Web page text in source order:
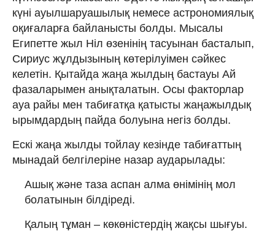
күні ауылшаруашылық немесе астрономиялық
оқиғаларға байланысты болды. Мысалы
Египетте жыл Ніл өзенінің тасуынан басталып,
Сириус жұлдызының көтерілуімен сәйкес
келетін. Қытайда жаңа жылдың бастауы Ай
фазаларымен анықталатын. Осы факторлар
ауа райы мен табиғатқа қатысты жаңажылдық
ырымдардың пайда болуына негіз болды.
Ескі жаңа жылды тойлау кезінде табиғаттың
мынадай белгілеріне назар аударылады:
Ашық және таза аспан алма өнімінің мол
болатынын білдіреді.
Қалың тұман – көкөністердің жақсы шығуы.